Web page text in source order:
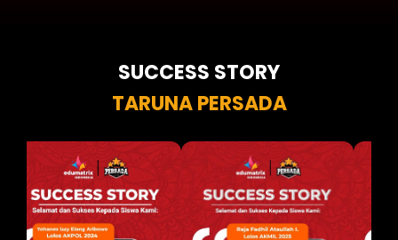
SUCCESS STORY
TARUNA PERSADA